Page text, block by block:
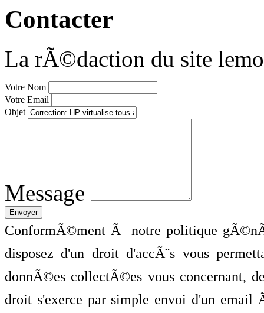
Contacter
La rÃ©daction du site
Votre Nom
Votre Email
Objet
Message
ConformÃ©ment Ã notre politique
disposez d'un droit d'accÃ¨s vous
donnÃ©es collectÃ©es vous concernant,
droit s'exerce par simple envoi d'un